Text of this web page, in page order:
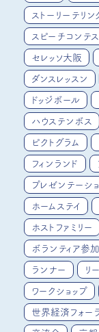
ストーリーテリン
スピーチコンテス
セレッソ大阪
ダンスレッスン
ドッジボール
ハウステンボス
ピクトグラム
フィンランド
プレゼンテーシ
ホームステイ
ホストファミリー
ボランティア参加
ランナー リ
ワークショップ
世界経済フォー